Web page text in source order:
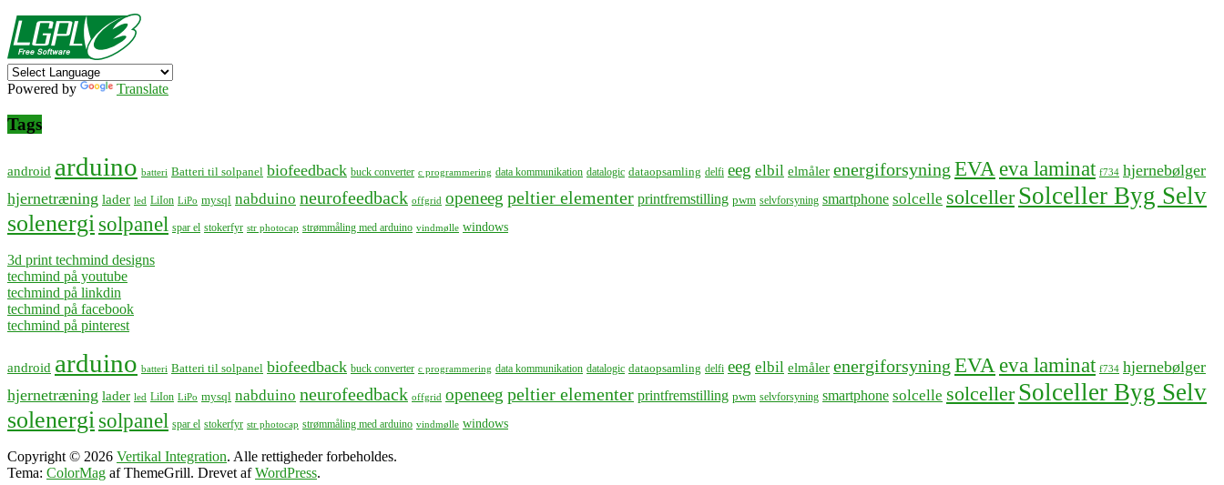
Powered by Translate
Tags
android arduino batteri Batteri til solpanel biofeedback buck converter c programmering data kommunikation datalogic dataopsamling delfi eeg elbil elmåler energiforsyning EVA eva laminat f734 hjernebølger
hjernetræning lader led LiIon LiPo mysql nabduino neurofeedback offgrid openeeg peltier elementer printfremstilling pwm selvforsyning smartphone solcelle solceller Solceller Byg Selv
solenergisolpanel spar el stokerfyr str photocap strømmåling med arduino vindmølle windows
3d print techmind designs
techmind på youtube
techmind på linkdin
techmind på facebook
techmind på pinterest
android arduino batteri Batteri til solpanel biofeedback buck converter c programmering data kommunikation datalogic dataopsamling delfi eeg elbil elmåler energiforsyning EVA eva laminat f734 hjernebølger
hjernetræning lader led LiIon LiPo mysql nabduino neurofeedback offgrid openeeg peltier elementer printfremstilling pwm selvforsyning smartphone solcelle solceller Solceller Byg Selv
solenergisolpanel spar el stokerfyr str photocap strømmåling med arduino vindmølle windows
Copyright © 2026 Vertikal Integration. Alle rettigheder forbeholdes.
Tema: ColorMag af ThemeGrill. Drevet afWordPress.